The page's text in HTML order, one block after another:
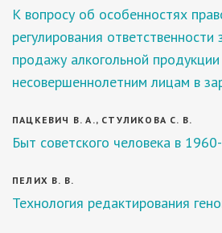
К вопросу об особенностях
регулирования ответственности
продажу алкогольной продукции
несовершеннолетним лицам в
ПАЦКЕВИЧ В. А., СТУЛИКОВА С. В.
Быт советского человека в
ПЕЛИХ В. В.
Технология редактирования